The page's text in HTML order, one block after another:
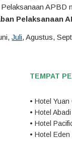
APBD
Pelaksanaan
Juli, Agustus,
TEMPAT
• Hotel
• Hotel
• Hotel
• Hotel Eden